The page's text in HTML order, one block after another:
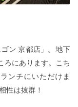
ン 京都店」。地下
ろにあります。こち
ンチにいただけま
性は抜群！